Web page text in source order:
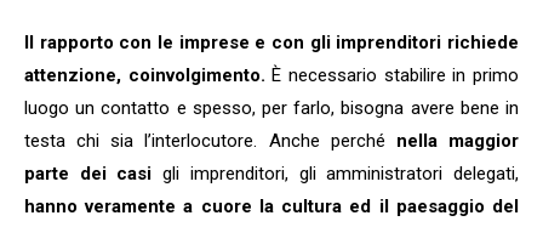
Il rapporto con le imprese e con gli imprenditori richiede
attenzione, coinvolgimento. È necessario stabilire in primo
luogo un contatto e spesso, per farlo, bisogna avere bene in
testa chi sia l’interlocutore. Anche perché nella maggior
parte dei casi gli imprenditori, gli amministratori delegati,
hanno veramente a cuore la cultura ed il paesaggio del